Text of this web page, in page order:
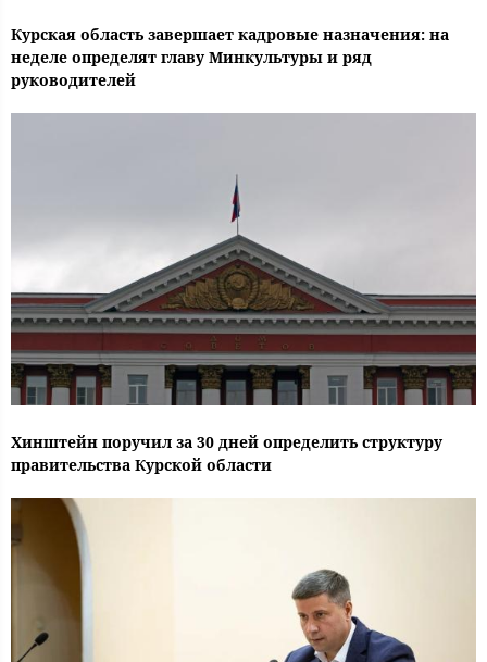
Курская область завершает кадровые назначения: на
неделе определят главу Минкультуры и ряд
руководителей
Хинштейн поручил за 30 дней определить структуру
правительства Курской области